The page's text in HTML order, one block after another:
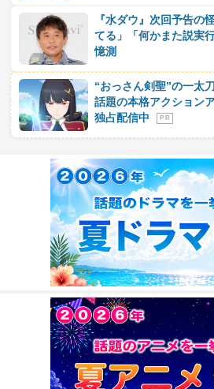
『水ダウ』次回予告
てる」「何かまた説実
憶測
“おっさん剣聖”の一
話題の本格アクション
独占配信中
P R